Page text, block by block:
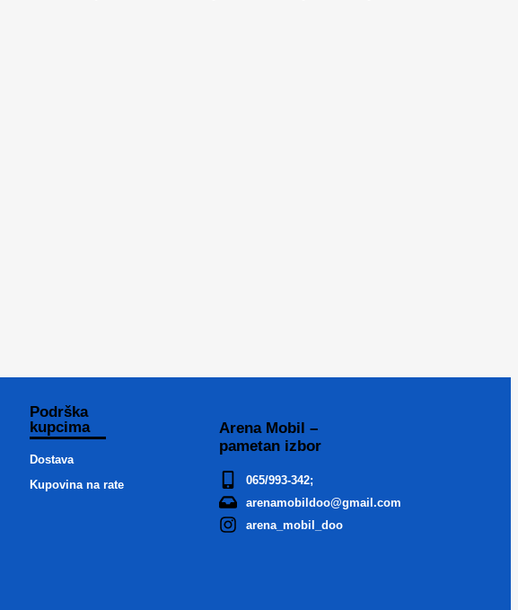
Podrška
kupcima
Dostava
Kupovina na rate
Arena Mobil –
pametan izbor
065/993-342;
arenamobildoo@gmail.com
arena_mobil_doo